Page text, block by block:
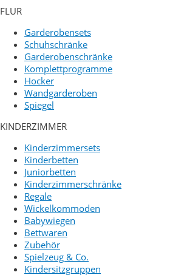
FLUR
Garderobensets
Schuhschränke
Garderobenschränke
Komplettprogramme
Hocker
Wandgarderoben
Spiegel
KINDERZIMMER
Kinderzimmersets
Kinderbetten
Juniorbetten
Kinderzimmerschränke
Regale
Wickelkommoden
Babywiegen
Bettwaren
Zubehör
Spielzeug & Co.
Kindersitzgruppen